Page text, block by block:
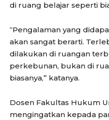
di ruang belajar seperti
“Pengalaman yang
akan sangat berarti.
dilakukan di ruangan
perkebunan, bukan di
biasanya,” katanya.
Dosen Fakultas Hukum
mengingatkan kepada